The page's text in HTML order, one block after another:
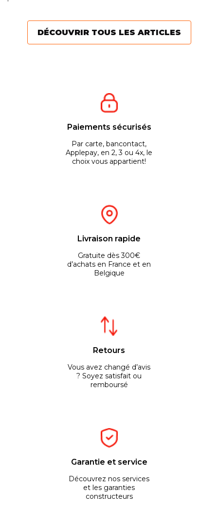
diverses...
moteur ? Voici quelques...
DÉCOUVRIR TOUS LES ARTICLES
Paiements sécurisés
Par carte, bancontact,
Applepay, en 2, 3 ou 4x, le
choix vous appartient!
Livraison rapide
Gratuite dès 300€
d’achats en France et en
Belgique
Retours
Vous avez changé d’avis
? Soyez satisfait ou
remboursé
Garantie et service
Découvrez nos services
et les garanties
constructeurs